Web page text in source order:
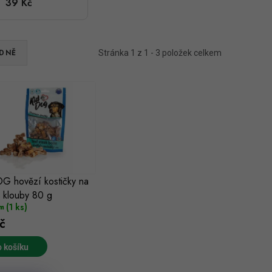
zuby a klouby
Stránka 1 z 1 - 3 položek celkem
hovězí kostičky na
klouby 80 g
(1 ks)
košíku